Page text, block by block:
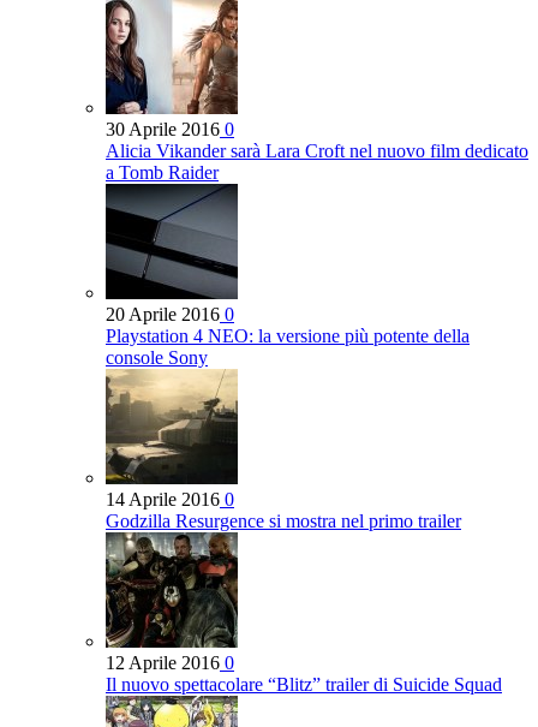
30 Aprile 2016 0
Alicia Vikander sarà Lara Croft nel nuovo film dedicato
a Tomb Raider
20 Aprile 2016 0
Playstation 4 NEO: la versione più potente della
console Sony
14 Aprile 2016 0
Godzilla Resurgence si mostra nel primo trailer
12 Aprile 2016 0
Il nuovo spettacolare “Blitz” trailer di Suicide Squad